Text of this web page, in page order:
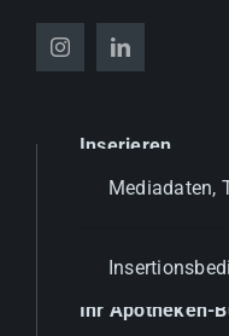
Inserieren
Mediadaten,
Ihr Apotheken-